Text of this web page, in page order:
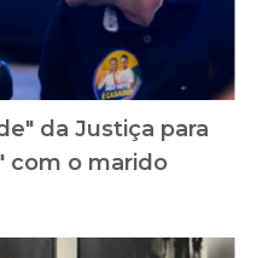
da Justiça para
com o marido